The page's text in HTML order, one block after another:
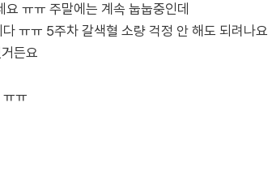
ㅠㅠ 주말에는 계속 눕눕중인데
ㅠㅠ 5주차 갈색혈 소량 걱정 안 해도 되려나
든요
ㅠ